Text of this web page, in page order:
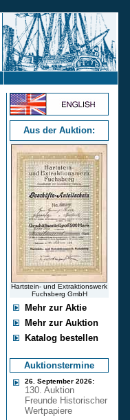
Aus der Auktion:
Hartstein- und Extraktionswerk
Fuchsberg GmbH
Mehr zur Aktie
Mehr zur Auktion
Katalog bestellen
Auktionstermine
26. September 2026:
130. Auktion
Freunde Historischer
Wertpapiere